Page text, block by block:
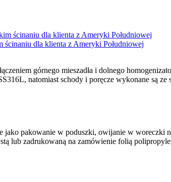
ścinaniu dla klienta z Ameryki Południowej
górnego mieszadła i dolnego
natomiast schody i poręcze wykonane są ze
pakowanie w poduszki, owijanie w woreczki
lub zadrukowaną na zamówienie folią